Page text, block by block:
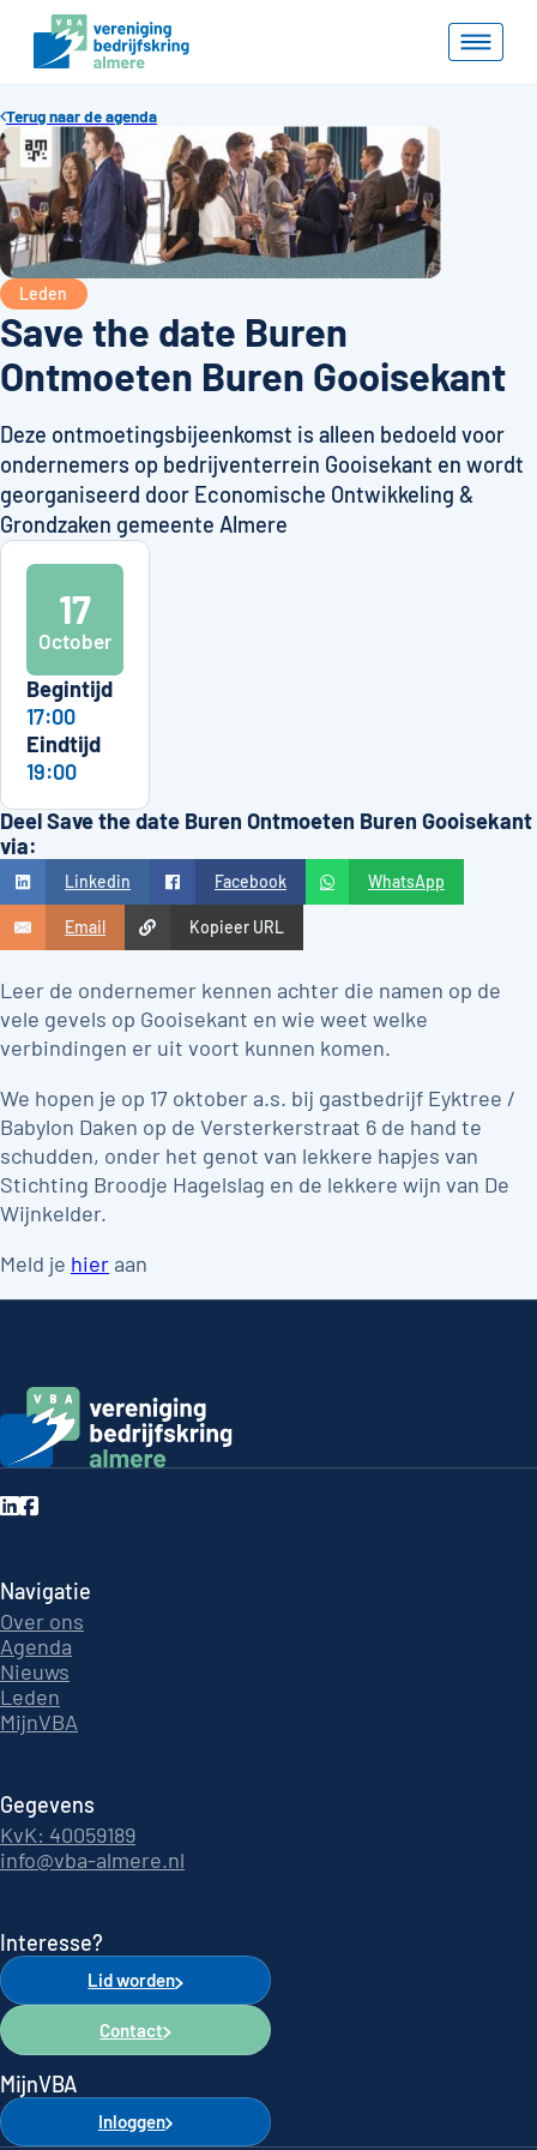
Terug naar de agenda
Leden
Save the date Buren
Ontmoeten Buren Gooisekant
Deze ontmoetingsbijeenkomst is alleen bedoeld voor
ondernemers op bedrijventerrein Gooisekant en wordt
georganiseerd door Economische Ontwikkeling &
Grondzaken gemeente Almere
17
October
Begintijd
17:00
Eindtijd
19:00
Deel Save the date Buren Ontmoeten Buren Gooisekant
via:
Linkedin Facebook WhatsApp
Email Kopieer URL
Leer de ondernemer kennen achter die namen op de
vele gevels op Gooisekant en wie weet welke
verbindingen er uit voort kunnen komen.
We hopen je op 17 oktober a.s. bij gastbedrijf Eyktree /
Babylon Daken op de Versterkerstraat 6 de hand te
schudden, onder het genot van lekkere hapjes van
Stichting Broodje Hagelslag en de lekkere wijn van De
Wijnkelder.
Meld je hier aan
Navigatie
Over ons
Agenda
Nieuws
Leden
MijnVBA
Gegevens
KvK: 40059189
info@vba-almere.nl
Interesse?
Lid worden
Contact
MijnVBA
Inloggen